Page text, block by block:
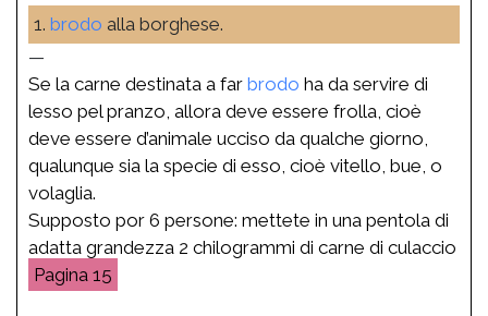
1. brodo alla borghese.
—
Se la carne destinata a far brodo ha da servire di
lesso pel pranzo, allora deve essere frolla, cioè
deve essere d’animale ucciso da qualche giorno,
qualunque sia la specie di esso, cioè vitello, bue, o
volaglia.
Supposto por 6 persone: mettete in una pentola di
adatta grandezza 2 chilogrammi di carne di culaccio
15